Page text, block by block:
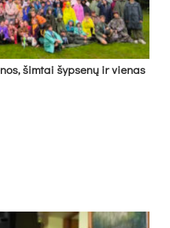
šim­tai šyp­se­nų ir vie­nas